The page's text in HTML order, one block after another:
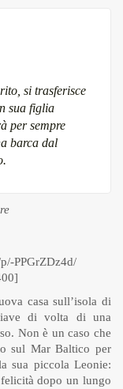
si trasferisce
sua figlia
per sempre
barca dal
PPGrZDz4d/
casa sull’isola di
di volta di una
Non è un caso che
sul Mar Baltico per
sua piccola Leonie:
dopo un lungo